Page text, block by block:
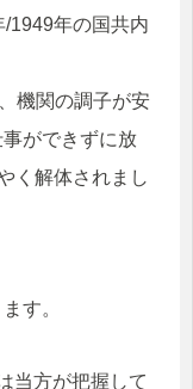
1949年の国共内
機関の調子が安
ができずに放
く解体されまし
す。
当方が把握して